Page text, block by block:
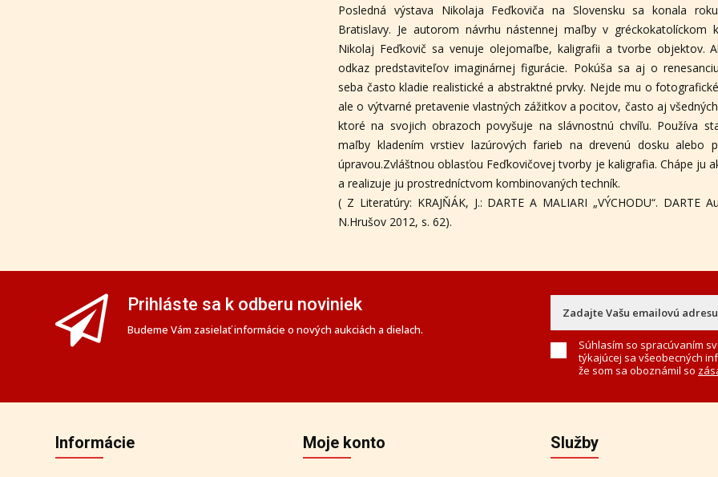
Posledná výstava Nikolaja Feďkoviča na Slovensku sa konala
Bratislavy. Je autorom návrhu nástennej maľby v gréckokatolíckom
Nikolaj Feďkovič sa venuje olejomaľbe, kaligrafii a tvorbe objektov.
odkaz predstaviteľov imaginárnej figurácie. Pokúša sa aj o
seba často kladie realistické a abstraktné prvky. Nejde mu o
ale o výtvarné pretavenie vlastných zážitkov a pocitov, často aj
ktoré na svojich obrazoch povyšuje na slávnostnú chvíľu. Používa
maľby kladením vrstiev lazúrových farieb na drevenú dosku alebo
úpravou.Zvláštnou oblasťou Feďkovičovej tvorby je kaligrafia. Chápe ju
a realizuje ju prostredníctvom kombinovaných techník.
( Z Literatúry: KRAJŇÁK, J.: DARTE A MALIARI „VÝCHODU“. DARTE
N.Hrušov 2012, s. 62).
Prihláste sa k odberu noviniek
Budeme Vám zasielať informácie o nových aukciách a dielach.
Súhlasím so spracúvaním
týkajúcej sa všeobecných
že som sa oboznámil so
Informácie Moje konto Služby